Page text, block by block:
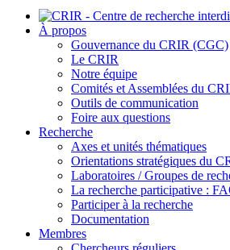
À propos
Gouvernance du CRIR (CGC)
Le CRIR
Notre équipe
Comités et Assemblées du
Outils de communication
Foire aux questions
Recherche
Axes et unités thématiques
Orientations stratégiques du
Laboratoires / Groupes de
La recherche participative :
Participer à la recherche
Documentation
Membres